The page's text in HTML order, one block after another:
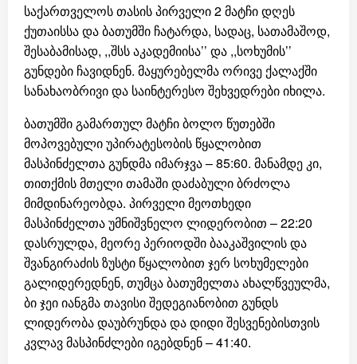
საქართველოს თასის პირველი 2 მატჩი დღეს
ქუთაისსა და ბათუმში ჩატარდა, სადაც, სათამაშოდ,
შესაბამისად, ,,შსს აკადემიისა’’ და ,,სოხუმის’’
გუნდები ჩავიდნენ. მაყურებელმა ორივე ქალაქში
სანახაობრივი და საინტერესო შეხვედრები იხილა.
ბათუმში გამართულ მატჩი ბოლო წუთებში
მოპოვებული უპირატესობის წყალობით
მასპინძელთა გუნდმა იმარჯვა – 85:60. მანამდე კი,
თითქმის მთელი თამაში დაძაბული ბრძოლა
მიმდინარეობდა. პირველი მეოთხედი
მასპინძელთა უმნიშვნელო ლიდერობით – 22:20
დასრულდა, მეორე პერიოდში ბააკაშვილის და
შვანგირაძის ზუსტი წყალობით ჯერ სოხუმელები
გალიდერედნენ, თუმცა ბათუმელთა ახალწვეულმა,
ბი ჯეი იანგმა თავისი შედეგიანობით გუნდს
ლიდერობა დაუბრუნდა და დიდი შესვენებისთვის
კვლავ მასპინძლები იგებდნენ – 41:40.